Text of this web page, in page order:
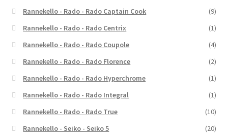
Rannekello - Rado - Rado Captain Cook
(9)
Rannekello - Rado - Rado Centrix
(1)
Rannekello - Rado - Rado Coupole
(4)
Rannekello - Rado - Rado Florence
(2)
Rannekello - Rado - Rado Hyperchrome
(1)
Rannekello - Rado - Rado Integral
(1)
Rannekello - Rado - Rado True
(10)
Rannekello - Seiko - Seiko 5
(20)